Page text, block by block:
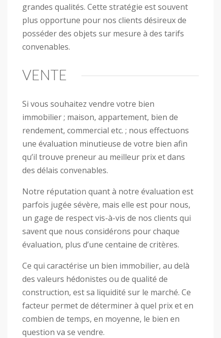
grandes qualités. Cette stratégie est souvent
plus opportune pour nos clients désireux de
posséder des objets sur mesure à des tarifs
convenables.
VENTE
Si vous souhaitez vendre votre bien
immobilier ; maison, appartement, bien de
rendement, commercial etc. ; nous effectuons
une évaluation minutieuse de votre bien afin
qu’il trouve preneur au meilleur prix et dans
des délais convenables.
Notre réputation quant à notre évaluation est
parfois jugée sévère, mais elle est pour nous,
un gage de respect vis-à-vis de nos clients qui
savent que nous considérons pour chaque
évaluation, plus d’une centaine de critères.
Ce qui caractérise un bien immobilier, au delà
des valeurs hédonistes ou de qualité de
construction, est sa liquidité sur le marché. Ce
facteur permet de déterminer à quel prix et en
combien de temps, en moyenne, le bien en
question va se vendre.